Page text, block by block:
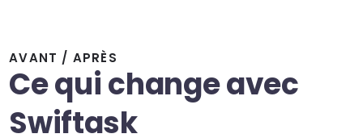
AVANT / APRÈS
Ce qui change avec
Swiftask